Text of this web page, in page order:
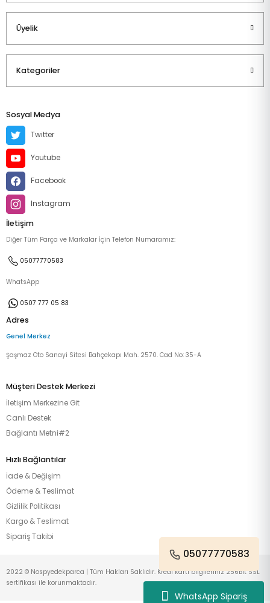
WhatsApp Sipariş
Üyelik
Kategoriler
Sosyal Medya
Twitter
Youtube
Facebook
Instagram
İletişim
Diğer Tüm Parça ve Markalar İçin Telefon Numaramız:
05077770583
WhatsApp
0507 777 05 83
Adres
Genel Merkez
Şaşmaz Oto Sanayi Sitesi Bahçekapı Mah. 2570. Cad No: 35-A
Müşteri Destek Merkezi
İletişim Merkezine Git
Canlı Destek
Bağlantı Metni#2
Hızlı Bağlantılar
İade & Değişim
Ödeme & Teslimat
Gizlilik Politikası
Kargo & Teslimat
Sipariş Takibi
05077770583
2022 © Nospyedekparca | Tüm Hakları Saklıdır. Kredi kartı bilgileriniz 256Bit SSL
sertifikası ile korunmaktadır.